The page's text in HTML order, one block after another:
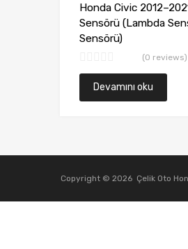
Honda Civic
Sensörü (Lambda
Sensörü)
(0 reviews)
Devamını oku
Copyright © 2026 Çelik Oto